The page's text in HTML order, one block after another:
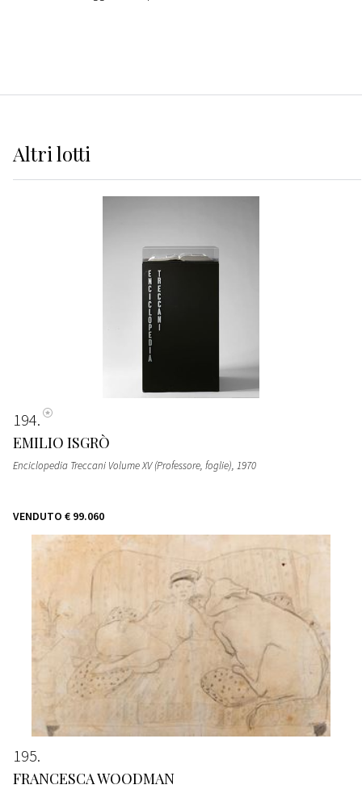
Altrilotti
194
EMILIO ISGRÒ
Enciclopedia Treccani Volume XV (Professore, foglie), 1970
VENDUTO € 99.060
195
FRANCESCA WOODMAN